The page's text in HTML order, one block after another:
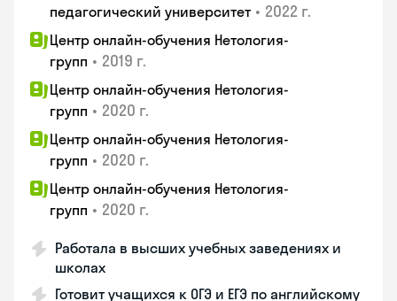
педагогический университет • 2022 г.
Центр онлайн-обучения Нетология-
групп • 2019 г.
Центр онлайн-обучения Нетология-
групп • 2020 г.
Центр онлайн-обучения Нетология-
групп • 2020 г.
Центр онлайн-обучения Нетология-
групп • 2020 г.
Работала в высших учебных заведениях и
школах
Готовит учащихся к ОГЭ и ЕГЭ по английскому